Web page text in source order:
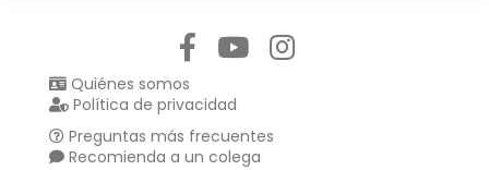
Quiénes somos
Política de privacidad
Preguntas más frecuentes
Recomienda a un colega